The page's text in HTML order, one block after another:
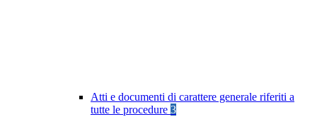
Atti e documenti di carattere generale riferiti a
tutte le procedure 3